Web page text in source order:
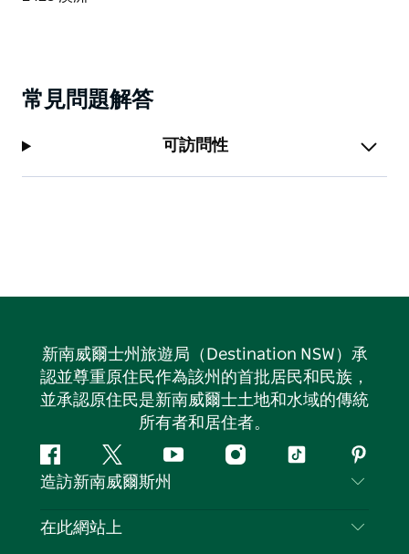
常見問題解答
可訪問性
新南威爾士州旅遊局（Destination NSW）承
認並尊重原住民作為該州的首批居民和民族，
並承認原住民是新南威爾士土地和水域的傳統
所有者和居住者。
Facebook嘰
嘰
喳
Youtube Instagram
抖
造訪新南威爾斯州
聯絡我們
在此網站上